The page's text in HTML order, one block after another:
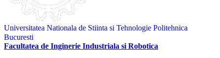
Universitatea Nationala de Stiinta si Tehnologie Politehnica
Bucuresti
Facultatea de Inginerie Industriala si Robotica